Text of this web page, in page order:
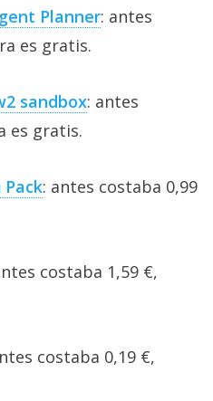
Planner: antes
es gratis.
sandbox: antes
es gratis.
: antes costaba 0,99
costaba 1,59 €,
costaba 0,19 €,